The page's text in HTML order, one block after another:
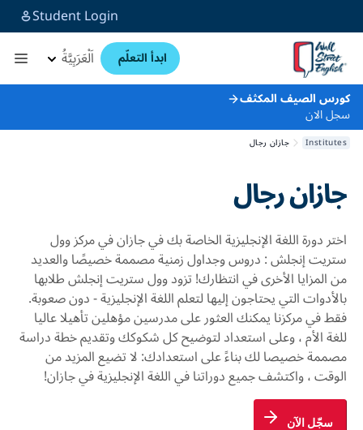
Student Login
ابدأ التعلّم اَلْعَرَبِيَّةُ
الصيف المكثف
الان
جازان رجال
رجال
دورة اللغة الإنجليزية الخاصة بك في جازان في مركز وول
إنجلش : دروس وجداول زمنية مصممة خصيصًا والعديد
المزايا الأخرى في انتظارك! تزود وول ستريت إنجلش طلابها
التي يحتاجون إليها لتعلم اللغة الإنجليزية - دون صعوبة.
في مركزنا يمكنك العثور على مدرسين مؤهلين تأهيلا عاليا
الأم ، وعلى استعداد لتوضيح كل شكوكك وتقديم خطة دراسة
خصيصا لك بناءً على استعدادك: لا تضيع المزيد من
، واكتشف جميع دوراتنا في اللغة الإنجليزية في جازان!
سجّل الآن